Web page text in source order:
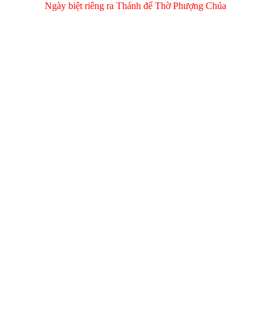
Ngày biệt riêng ra Thánh để Thờ Phượng Chúa